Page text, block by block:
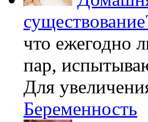
что ежегодно
пар,
Для
Беременность